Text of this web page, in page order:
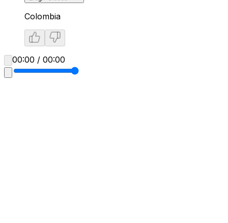
Colombia
00:00 / 00:00